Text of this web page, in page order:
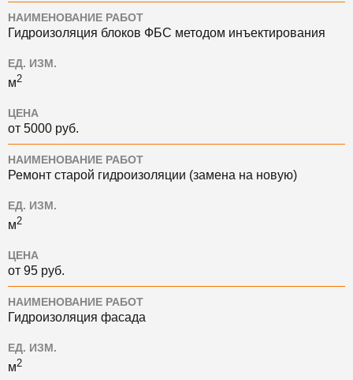
НАИМЕНОВАНИЕ РАБОТ
Гидроизоляция блоков ФБС методом инъектирования
ЕД. ИЗМ.
м2
ЦЕНА
от 5000 руб.
НАИМЕНОВАНИЕ РАБОТ
Ремонт старой гидроизоляции (замена на новую)
ЕД. ИЗМ.
м2
ЦЕНА
от 95 руб.
НАИМЕНОВАНИЕ РАБОТ
Гидроизоляция фасада
ЕД. ИЗМ.
м2